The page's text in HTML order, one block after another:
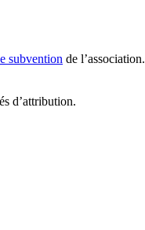
subvention de l’association.
d’attribution.